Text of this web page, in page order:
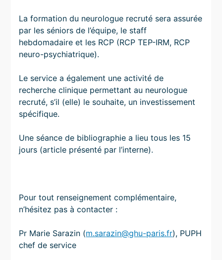
La formation du neurologue recruté sera assurée
par les séniors de l’équipe, le staff
hebdomadaire et les RCP (RCP TEP-IRM, RCP
neuro-psychiatrique).
Le service a également une activité de
recherche clinique permettant au neurologue
recruté, s’il (elle) le souhaite, un investissement
spécifique.
Une séance de bibliographie a lieu tous les 15
jours (article présenté par l’interne).
Pour tout renseignement complémentaire,
n’hésitez pas à contacter :
Pr Marie Sarazin (m.sarazin@ghu-paris.fr), PUPH
chef de service